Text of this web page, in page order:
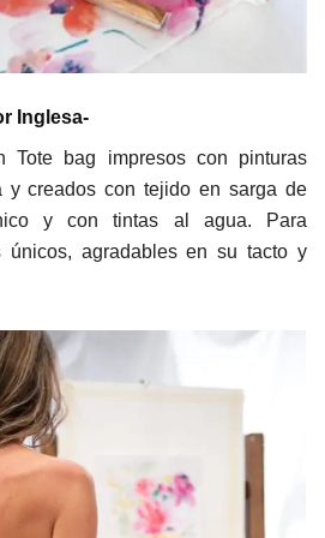
Inglesa-
Tote bag impresos con pinturas
creados con tejido en sarga de
y con tintas al agua. Para
únicos, agradables en su tacto y